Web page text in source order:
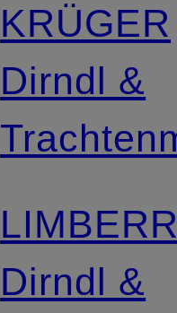
KRÜGER
Dirndl &
Dirndl &